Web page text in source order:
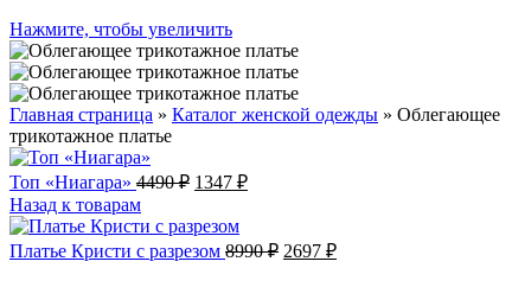
Нажмите, чтобы увеличить
Главная страница » Каталог женской одежды » Облегающее
трикотажное платье
Топ «Ниагара» 4490₽ Первоначальная
составляла
4490 ₽.
1347 ₽Текущая
Назад к товарам
Платье Кристи с разрезом 8990₽ Первоначальная
2697 ₽Текущая